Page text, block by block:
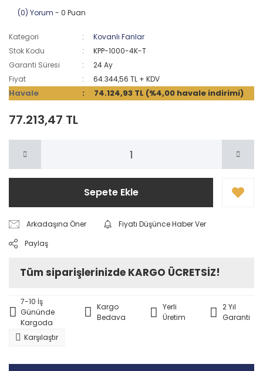
(0) Yorum - 0 Puan
Kategori
Kovanlı Fanlar
Stok Kodu
KPP-1000-4K-T
Garanti Süresi
24 Ay
Fiyat
64.344,56 TL + KDV
Havale 74.124,93 TL (%4,00 havale indirimi)
77.213,47 TL
Sepete Ekle
Arkadaşına Öner
Fiyatı Düşünce Haber Ver
Paylaş
Tüm siparişlerinizde KARGO ÜCRETSİZ!
7-10 İş
Gününde
Kargoda
Kargo
Bedava
Yerli
Üretim
2 Yıl
Garanti
Karşılaştır